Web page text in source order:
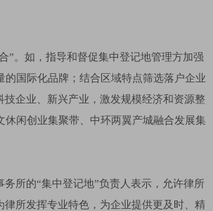
”。如，指导和督促集中登记地管理方加强
国际化品牌；结合区域特点筛选落户企业
企业、新兴产业，激发规模经济和资源整
闲创业集聚带、中环两翼产城融合发展集
所的“集中登记地”负责人表示，允许律所
所发挥专业特色，为企业提供更及时、精